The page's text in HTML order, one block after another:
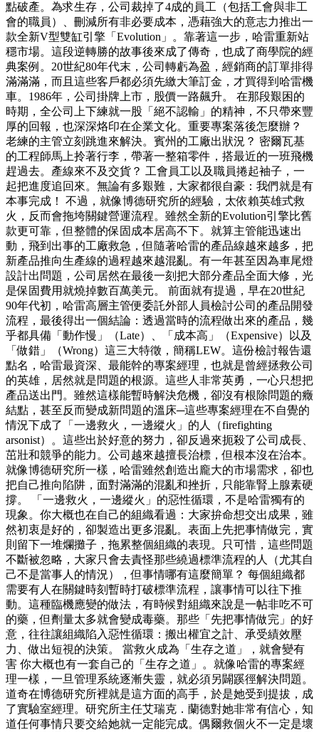
點破產。為求生存，公司裁掉了4成的員工（包括工會與非工
會的職員）、刪減所有非必要成本，憑藉強大的意志力推出一
款全新V型雙缸引擎「Evolution」。靠著這一步，哈雷重新站
穩市場。這段逆轉勝的故事後來成了傳奇，也成了商學院的經
典案例。20世紀80年代末，公司轉虧為盈，經銷商的訂單排得
滿滿滿，而且這些客戶都必須先繳大筆訂金，才買得到哈雷機
車。1986年，公司掛牌上市，股價一路飆升。 在那段艱困的
時期，全公司上下練就一股「絕不認輸」的精神，不只帶來豐
厚的回報，也深深烙印在企業文化。重要專案落後怎麼辦？
老練的主管立刻跳進來解決。賓州的工廠出狀況？ 密爾瓦基
的工程師馬上拎著行李，帶著一整箱零件，搭最近的一班飛機
趕過去。產線來不及交貨？ 工會員工以及職員捲起袖子，一
起把進度追回來。無論有多艱難，大家都很自豪：我們就是有
本事完成！ 不過，就像博德研究所的經驗，太依賴英雄式救
火，反而會拖垮關鍵營運流程。雖然全新的Evolution引擎比舊
款更可靠，但整體的保固成本居高不下。就算主管能迅速出
動，飛到出事的工廠救急，但隨著哈雷的產品線越來越多，把
新產品推向生產線的過程越來越混亂。有一年甚至因為車尾燈
設計出問題，公司居然在最後一刻把大部分產品全面大修，光
是保固費用就燒掉數百萬美元。 前面就有提過，早在20世紀
90年代初，哈雷高層主管便委託外部人員檢討公司的產品開發
流程，最後得出一個結論：透過當時的流程做出來的產品，幾
乎都具備「動作慢」（Late）、「成本高」（Expensive）以及
「做錯」（Wrong）這三大特徵，簡稱LEW。這份檢討報告還
點名，哈雷最資深、最能幹的專案經理，也就是曾經拯救公司
的英雄，居然就是問題的根源。這些人非常英勇，一心只想把
產品送出門。雖然這樣能暫時解決危機，卻沒有根除問題的癥
結點，甚至反而變成新問題的溫床─這些專案經理在不自覺的
情況下成了「一邊救火，一邊縱火」的人（firefighting
arsonist）。這些出於好意的努力，卻反過來扼殺了公司成長、
茁壯和競爭的能力。公司越來越擅長治標，但根本沒在治本。
就像博德研究所一樣，哈雷雖然創造出龐大的市場需求，卻也
把自己推向陷阱，面對滿滿的混亂和挫折，只能靠腎上腺素硬
撐。 「一邊救火，一邊縱火」的惡性循環，不是哈雷獨有的
現象。你大概也在自己的組織看過：大家拚命想交出成果，雖
然初衷是好的，卻製造出更多混亂。表面上先把事情做完，實
則留下一堆爛攤子，拖累整個組織的表現。只可惜，這些問題
不斷被忽略，大家只會去責怪那些繞過標準流程的人（尤其自
己不是當事人的情況），但事情哪有這麼簡單？ 每個組織都
需要有人在關鍵時刻暫時打破標準流程，讓事情可以往下推
動。這種臨機應變的做法，有時候對組織來說是一帖非吃不可
的藥，但劑量太多就會變成毒藥。那些「先把事情做完」的好
意，往往讓組織陷入惡性循環：搬出權宜之計、承受績效壓
力、做出短視的決策。 當救火成為「生存之道」，就會變有
害 你大概也有一套自己的「生存之道」。就像哈雷的專案經
理一樣，一旦管理系統逐漸失靈，就必須另闢蹊徑解決問題。
道奇在博德研究所裡就是這方面的高手，於是她受到提拔，成
了實驗室經理。研究所主任艾瑞克．蘭德對她非常有信心，知
道任何事情只要交給她就一定能完成。偶爾救個火不一定是壞